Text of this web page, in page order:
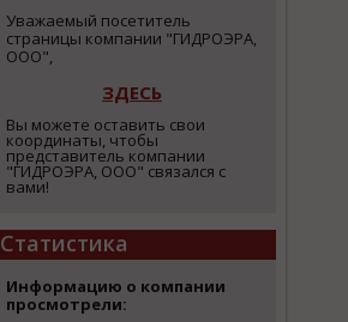
Уважаемый посетитель
страницы компании "ГИДРОЭРА,
ООО",
ЗДЕСЬ
Вы можете оставить свои
координаты, чтобы
представитель компании
"ГИДРОЭРА, ООО" связался с
вами!
Статистика
Информацию о компании
просмотрели: